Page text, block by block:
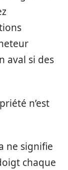
aval si des
n’est
ne signifie
chaque